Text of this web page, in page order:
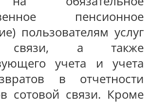
пенсионное
пользователям услуг
связи, а также
учета и учета
в отчетности
сотовой связи. Кроме